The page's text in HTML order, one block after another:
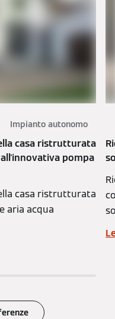
Impianto autonomo
casa ristrutturata
pompa
casa ristrutturata
aria acqua